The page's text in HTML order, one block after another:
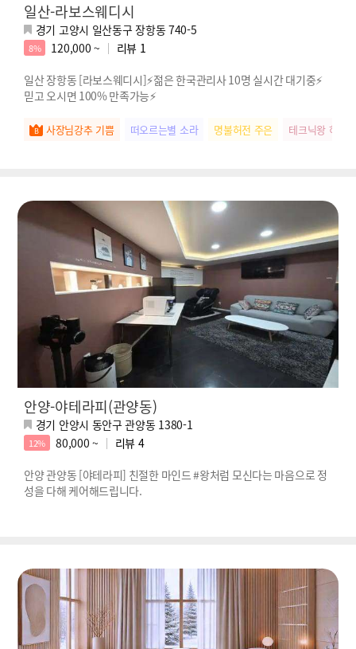
일산-라보스웨디시
경기 고양시 일산동구 장항동 740-5
8% 120,000 ~ 리뷰 1
일산 장항동 [라보스웨디시]⚡젊은 한국관리사 10명 실시간 대기중⚡
믿고 오시면 100% 만족가능⚡
사장님강추 기쁨 떠오르는별 소라 명불허전 주은 테크닉왕 하영
안양-야테라피(관양동)
경기 안양시 동안구 관양동 1380-1
12% 80,000 ~ 리뷰 4
안양 관양동 [야테라피] 친절한 마인드 #왕처럼 모신다는 마음으로 정
성을 다해 케어해드립니다.